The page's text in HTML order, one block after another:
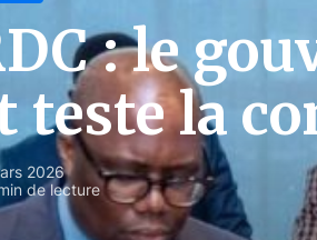
: le
teste la
2026
de lecture